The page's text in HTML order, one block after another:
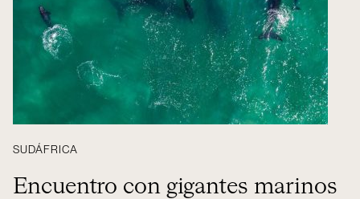
SUDÁFRICA
Encuentro con gigantes marinos